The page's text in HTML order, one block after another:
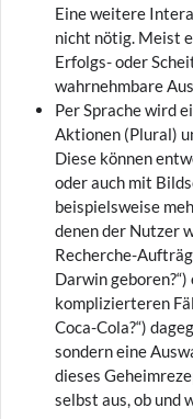
Eine weitere
nicht nötig. Meist
Erfolgs- oder
wahrnehmbare
Per Sprache wird
Aktionen (Plural)
Diese können
oder auch mit
beispielsweise
denen der Nutzer
Recherche-
Darwin
komplizierteren
Coca-Cola?“)
sondern eine
dieses
selbst aus, ob und